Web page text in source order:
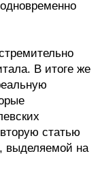
В итоге же
статью
выделяемой на